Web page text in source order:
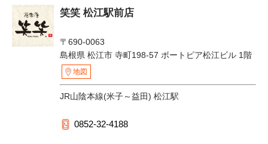
笑笑 松江駅前店
〒690-0063
島根県 松江市 寺町198-57 ボートピア松江ビル 1階
地図
JR山陰本線(米子～益田) 松江駅
0852-32-4188